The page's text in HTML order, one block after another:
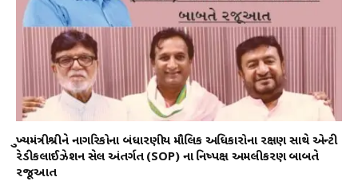
મુખ્યમંત્રીશ્રીને નાગરિકોના બંધારણીય મૌલિક અધિકારોના રક્ષણ સાથે એન્ટી
રેડીકલાઈઝેશન સેલ અંતર્ગત (SOP) ના નિષ્પક્ષ અમલીકરણ બાબતે
રજૂઆત